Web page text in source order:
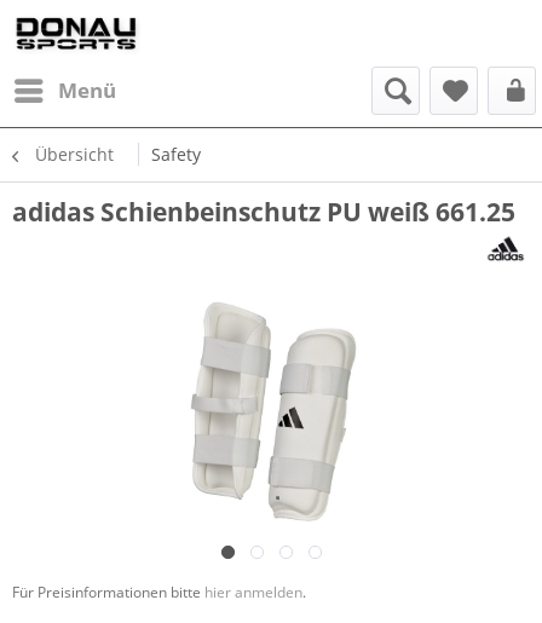
Menü
Übersicht Safety
adidas Schienbeinschutz PU weiß 661.25
Für Preisinformationen bitte hier anmelden.